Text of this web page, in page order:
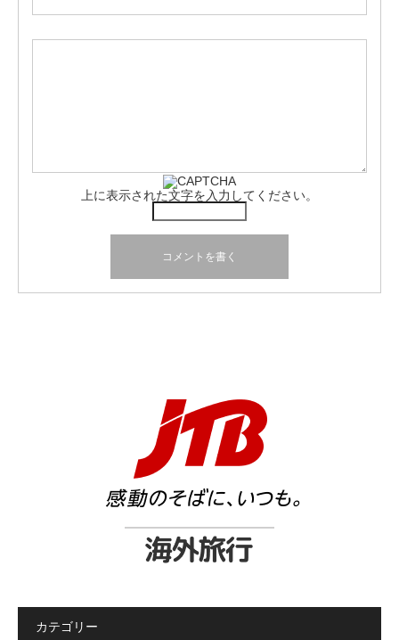
上に表示された文字を入力してください。
カテゴリー